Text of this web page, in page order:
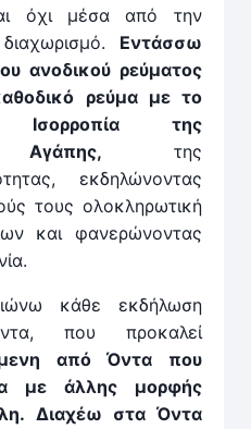
όχι μέσα από την
Εντάσσω
ανοδικού ρεύματος
ρεύμα με το
της
Αγάπης, της
εκδηλώνοντας
τους ολοκληρωτική
και φανερώνοντας
κάθε εκδήλωση
που προκαλεί
από Όντα που
με άλλης μορφής
Διαχέω στα Όντα